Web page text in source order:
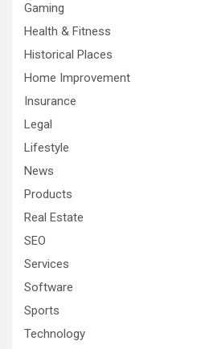
Gaming
Health & Fitness
Historical Places
Home Improvement
Insurance
Legal
Lifestyle
News
Products
Real Estate
SEO
Services
Software
Sports
Technology